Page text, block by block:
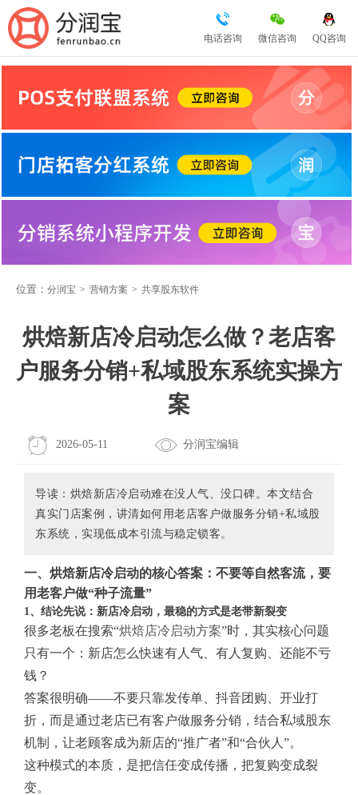
QQ咨询
微信咨询
电话咨询
位置： 分润宝 > 营销方案 > 共享股东软件
烘焙新店冷启动怎么做？老店客
户服务分销+私域股东系统实操方
案
2026-05-11 分润宝编辑
导读：烘焙新店冷启动难在没人气、没口碑。本文结合
真实门店案例，讲清如何用老店客户做服务分销+私域股
东系统，实现低成本引流与稳定锁客。
一、烘焙新店冷启动的核心答案：不要等自然客流，要
用老客户做“种子流量”
1、结论先说：新店冷启动，最稳的方式是老带新裂变
很多老板在搜索“烘焙店冷启动方案”时，其实核心问题
只有一个：新店怎么快速有人气、有人复购、还能不亏
钱？
答案很明确——不要只靠发传单、抖音团购、开业打
折，而是通过老店已有客户做服务分销，结合私域股东
机制，让老顾客成为新店的“推广者”和“合伙人”。
这种模式的本质，是把信任变成传播，把复购变成裂
变。